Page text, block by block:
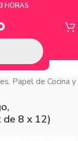
HORAS
Papel de Cocina y
de 8 x 12)